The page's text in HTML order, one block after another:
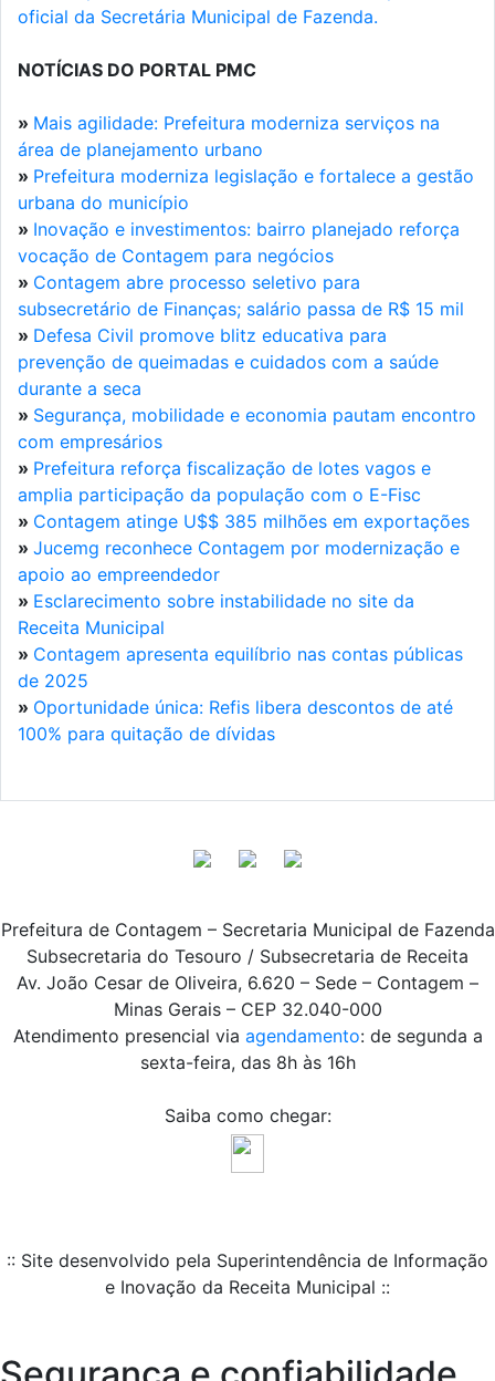
oficial da Secretária Municipal de Fazenda.
NOTÍCIAS DO PORTAL PMC
» Mais agilidade: Prefeitura moderniza serviços na
área de planejamento urbano
» Prefeitura moderniza legislação e fortalece a gestão
urbana do município
» Inovação e investimentos: bairro planejado reforça
vocação de Contagem para negócios
» Contagem abre processo seletivo para
subsecretário de Finanças; salário passa de R$ 15 mil
» Defesa Civil promove blitz educativa para
prevenção de queimadas e cuidados com a saúde
durante a seca
» Segurança, mobilidade e economia pautam encontro
com empresários
» Prefeitura reforça fiscalização de lotes vagos e
amplia participação da população com o E-Fisc
» Contagem atinge U$$ 385 milhões em exportações
» Jucemg reconhece Contagem por modernização e
apoio ao empreendedor
» Esclarecimento sobre instabilidade no site da
Receita Municipal
» Contagem apresenta equilíbrio nas contas públicas
de 2025
» Oportunidade única: Refis libera descontos de até
100% para quitação de dívidas
Prefeitura de Contagem – Secretaria Municipal de Fazenda
Subsecretaria do Tesouro / Subsecretaria de Receita
Av. João Cesar de Oliveira, 6.620 – Sede – Contagem –
Minas Gerais – CEP 32.040-000
Atendimento presencial via agendamento: de segunda a
sexta-feira, das 8h às 16h
Saiba como chegar:
:: Site desenvolvido pela Superintendência de Informação
e Inovação da Receita Municipal ::